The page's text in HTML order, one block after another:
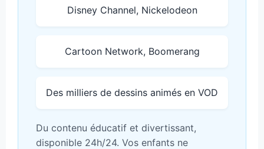
Disney Channel, Nickelodeon
Cartoon Network, Boomerang
Des milliers de dessins animés en VOD
Du contenu éducatif et divertissant,
disponible 24h/24. Vos enfants ne